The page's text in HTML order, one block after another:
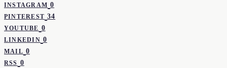
INSTAGRAM 0
PINTEREST 34
YOUTUBE 0
LINKEDIN 0
MAIL 0
RSS 0